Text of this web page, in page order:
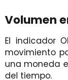
Volumen
El indicador
movimiento
una moneda
del tiempo.